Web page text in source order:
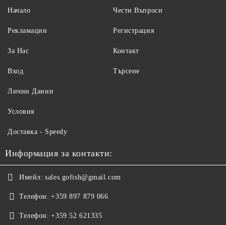
Начало
Рекламации
За Нас
Вход
Чести Въпроси
Регистрация
Контакт
Търсене
Лични Данни
Условия
Доставка - Speedy
Информация за контакти:
Имейл: sales.gofish@gmail.com
Телефон: +359 897 879 066
Телефон: +359 52 621335